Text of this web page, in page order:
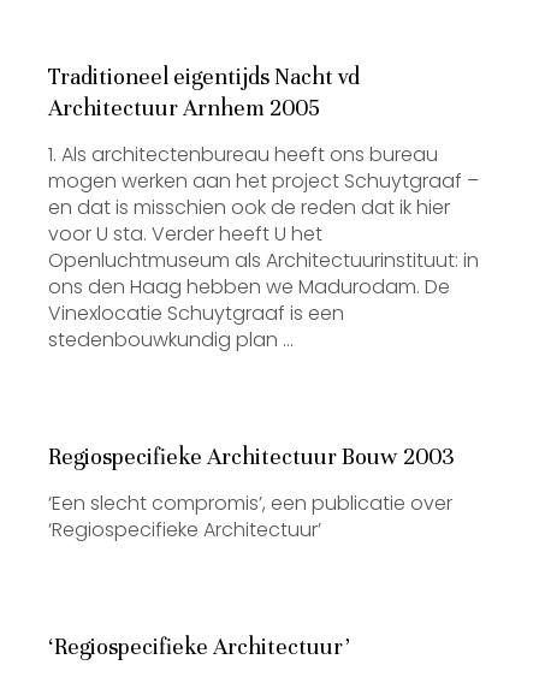
Traditioneel eigentijds Nacht vd
Architectuur Arnhem 2005
1. Als architectenbureau heeft ons bureau
mogen werken aan het project Schuytgraaf –
en dat is misschien ook de reden dat ik hier
voor U sta. Verder heeft U het
Openluchtmuseum als Architectuurinstituut: in
ons den Haag hebben we Madurodam. De
Vinexlocatie Schuytgraaf is een
stedenbouwkundig plan …
Regiospecifieke Architectuur Bouw 2003
‘Een slecht compromis’, een publicatie over
‘Regiospecifieke Architectuur’
‘Regiospecifieke Architectuur’